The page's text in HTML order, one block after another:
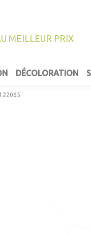
MEILLEUR PRIX
DÉCOLORATION